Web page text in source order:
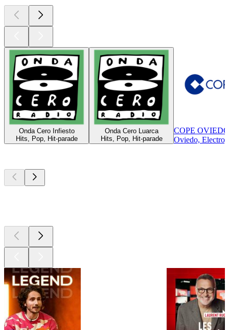
Onda Cero Infiesto
Hits, Pop, Hit-parade
Onda Cero Luarca
Hits, Pop, Hit-parade
COPE OVIEDO
Oviedo,